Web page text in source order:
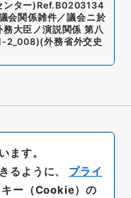
ンター)Ref. B0203134
会関係雑件／議会ニ於
務大臣ノ演説関係 第八
2_008)(外務省外交史
ます。
るように、 プライ
キー（Cookie）の